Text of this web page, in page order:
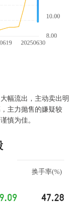
幅流出，主动卖出明
主力抛售的嫌疑较
慎为佳。